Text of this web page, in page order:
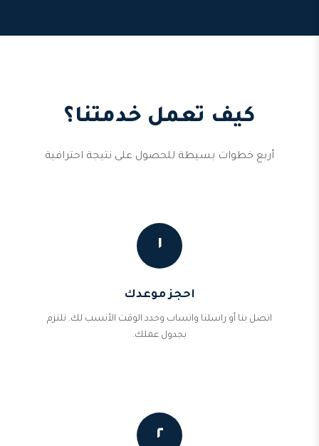
كيف تعمل خدمتنا؟
أربع خطوات بسيطة للحصول على نتيجة احترافية
١
احجز موعدك
اتصل بنا أو راسلنا واتساب وحدد الوقت الأنسب لك. نلتزم
بجدول عملك.
٢